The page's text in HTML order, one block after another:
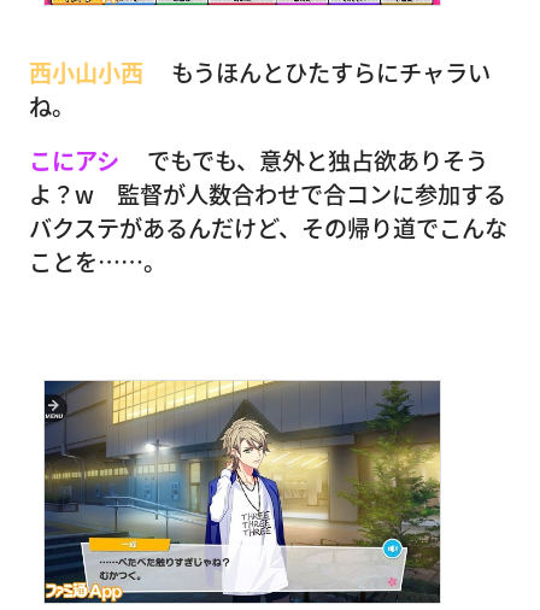
西小山小西
もうほんとひたすらにチャラい
ね。
こにアシ
でもでも、意外と独占欲ありそう
よ？w 監督が人数合わせで合コンに参加する
バクステがあるんだけど、その帰り道でこんな
ことを……。